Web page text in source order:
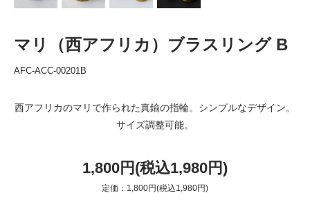
マリ（西アフリカ）ブラスリング B
AFC-ACC-00201B
西アフリカのマリで作られた真鍮の指輪。シンプルなデザイン。
サイズ調整可能。
1,800円(税込1,980円)
定価：1,800円(税込1,980円)